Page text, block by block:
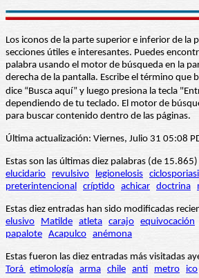
Los iconos de la parte superior e inferior de la
secciones útiles e interesantes. Puedes
palabra usando el motor de búsqueda en la
derecha de la pantalla. Escribe el término que
dice “Busca aquí” y luego presiona la tecla
dependiendo de tu teclado. El motor de
para buscar contenido dentro de las páginas.
Última actualización: Viernes, Julio 31 05:08
Estas son las últimas diez palabras (de
elucidario
revulsivo legionelosis
preterintencional críptido achicar doctrina
Estas diez entradas han sido modificadas
elusivo
Matilde atleta carajo equivocación
papalote Acapulco anémona
Estas fueron las diez entradas más visitadas
Torá etimología arma chile anti metro ico